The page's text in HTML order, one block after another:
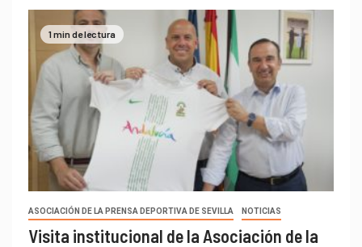
1 min de lectura
ASOCIACIÓN DE LA PRENSA DEPORTIVA DE SEVILLA NOTICIAS
Visita institucional de la Asociación de la